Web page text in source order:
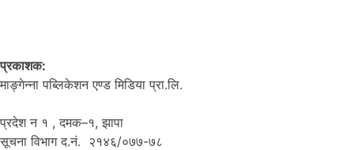
प्रकाशक:
माङ्गेन्ना पब्लिकेशन एण्ड मिडिया प्रा.लि.
प्रदेश न १ , दमक–१, झापा
सूचना विभाग द.नं. २१४६/०७७-७८